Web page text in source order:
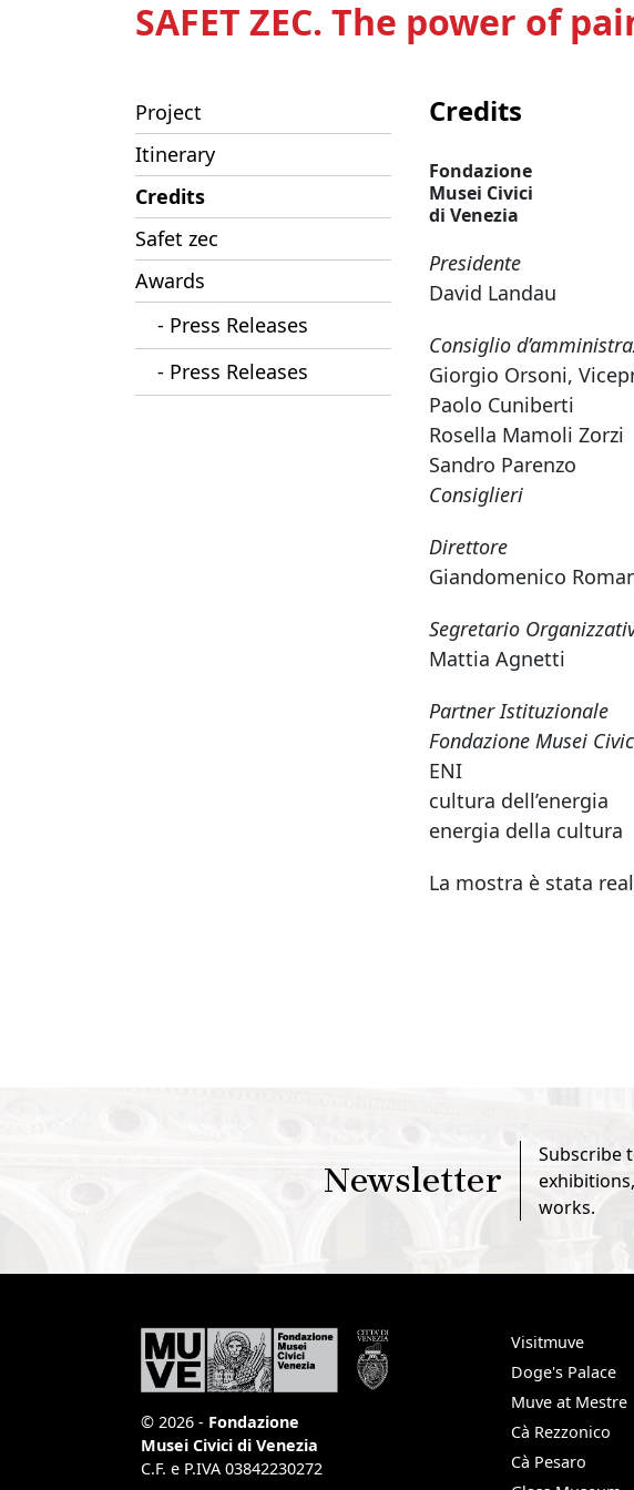
SAFET ZEC. The power of
Project
Itinerary
Credits
Safet zec
Awards
- Press Releases
- Press Releases
Credits
Fondazione
Musei Civici
di Venezia
Presidente
David Landau
Consiglio
Giorgio Orsoni,
Paolo Cuniberti
Rosella Mamoli Zorzi
Sandro Parenzo
Consiglieri
Direttore
Giandomenico
Segretario
Mattia Agnetti
Partner Istituzionale
Fondazione Musei
ENI
cultura dell’energia
energia della cultura
La mostra è stata
Newsletter
Subscribe
works.
© 2026 - Fondazione
Musei Civici di Venezia
C.F. e P.IVA 03842230272
Visitmuve
Doge's Palace
Muve at Mestre
Cà Rezzonico
Cà Pesaro